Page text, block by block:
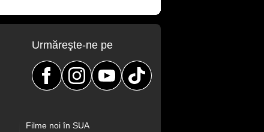
Urmăreşte-ne pe
Filme noi în SUA